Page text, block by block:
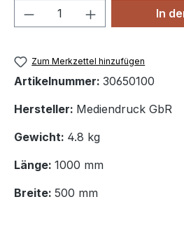
Produkt Anzahl: Gib
In
Zum Merkzettel hinzufügen
Artikelnummer: 30650100
Hersteller: Mediendruck GbR
Gewicht: 4.8 kg
Länge: 1000 mm
Breite: 500 mm